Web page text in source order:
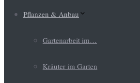
Pflanzen & Anbau
Gartenarbeit im…
Kräuter im Garten